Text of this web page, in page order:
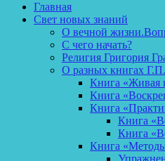
Главная
Свет новых знаний
О вечной
С чего начать?
Религия Григория
О разных книгах
Книга «Живая
Книга
Книга
Книга
Книга
Книга